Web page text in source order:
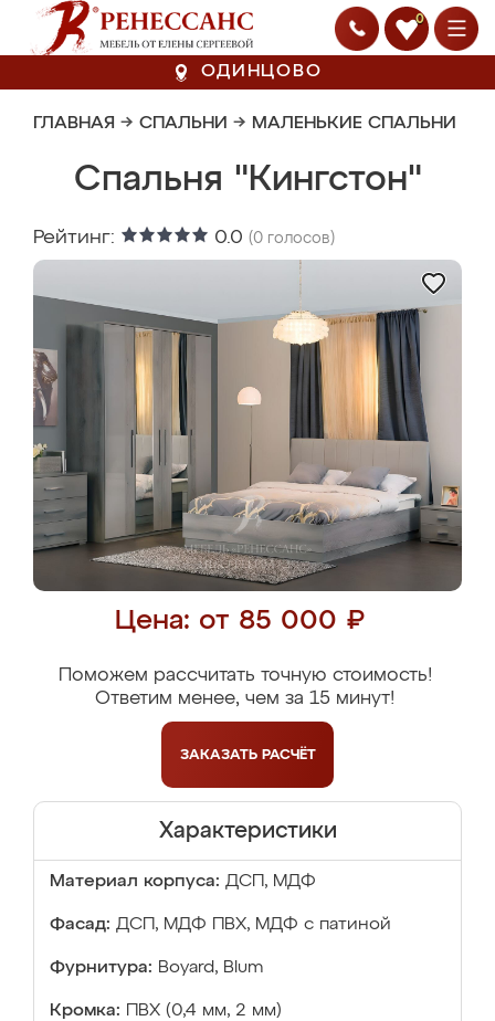
0
ОДИНЦОВО
ГЛАВНАЯ → СПАЛЬНИ → МАЛЕНЬКИЕ СПАЛЬНИ
Спальня "Кингстон"
Рейтинг: 0.0 (0 голосов)
Цена: от 85 000 ₽
Поможем рассчитать точную стоимость!
Ответим менее, чем за 15 минут!
ЗАКАЗАТЬ РАСЧЁТ
Характеристики
Материал корпуса: ДСП, МДФ
Фасад: ДСП, МДФ ПВХ, МДФ с патиной
Фурнитура: Boyard, Blum
Кромка: ПВХ (0,4 мм, 2 мм)